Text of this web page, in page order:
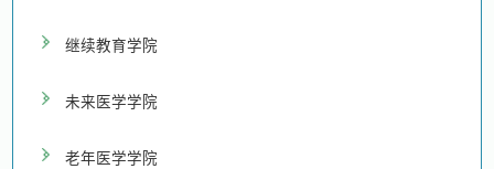
继续教育学院
未来医学学院
老年医学学院